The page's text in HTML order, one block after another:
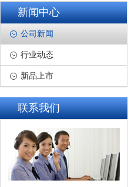
新闻中心
公司新闻
行业动态
新品上市
联系我们